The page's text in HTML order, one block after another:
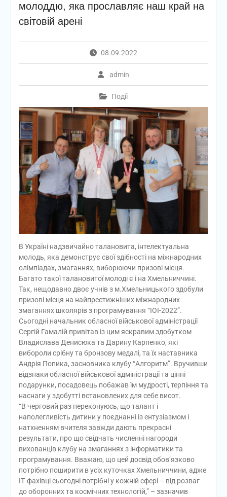
молоддю, яка прославляє наш край на
світовій арені
08.09.2022
admin
Події
В Україні надзвичайно талановита, інтелектуальна
молодь, яка демонструє свої здібності на міжнародних
олімпіадах, змаганнях, виборюючи призові місця.
Багато такої талановитої молоді є і на Хмельниччині.
Так, нещодавно двоє учнів з м.Хмельницького здобули
призові місця на найпрестижніших міжнародних
змаганнях школярів з програмування “IOI-2022”.
Сьогодні начальник обласної військової адміністрації
Сергій Гамалій привітав із цим яскравим здобутком
Владислава Денисюка та Дарину Карпенко, які
вибороли срібну та бронзову медалі, та їх наставника
Андрія Попика, засновника клубу “Алгоритм”. Вручивши
відзнаки обласної військової адміністрації та цінні
подарунки, посадовець побажав їм мудрості, терпіння та
наснаги у здобутті встановлених для себе висот.
“В черговий раз переконуюсь, що талант і
наполегливість дитини у поєднанні із ентузіазмом і
натхненням вчителя завжди дають прекрасні
результати, про що свідчать численні нагороди
вихованців клубу на змаганнях з інформатики та
програмування. Вважаю, що цей досвід обов’язково
потрібно поширити в усіх куточках Хмельниччини, адже
ІТ-фахівці сьогодні потрібні у кожній сфері – від розваг
до оборонних та космічних технологій,” – зазначив